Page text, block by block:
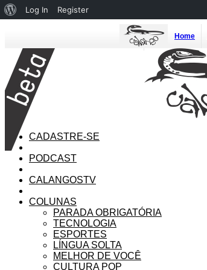
Home
CADASTRE-SE
PODCAST
CALANGOSTV
COLUNAS
PARADA OBRIGATÓRIA
TECNOLOGIA
ESPORTES
LÍNGUA SOLTA
MELHOR DE VOCÊ
CULTURA POP
About
Log In Register